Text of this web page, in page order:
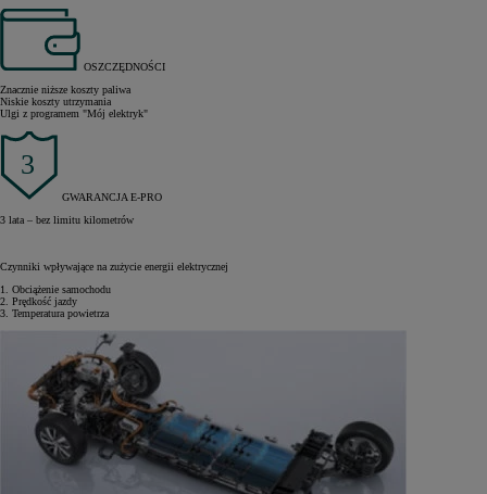
OSZCZĘDNOŚCI
Znacznie niższe koszty paliwa
Niskie koszty utrzymania
Ulgi z programem "Mój elektryk"
GWARANCJA E-PRO
3 lata – bez limitu kilometrów
Czynniki wpływające na zużycie energii elektrycznej
1. Obciążenie samochodu
2. Prędkość jazdy
3. Temperatura powietrza